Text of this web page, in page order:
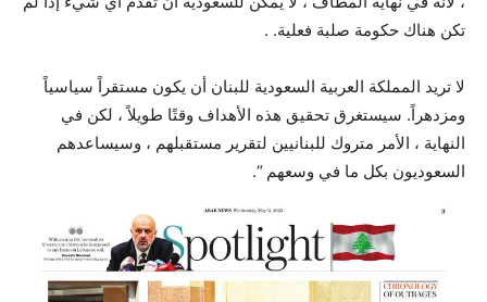
تكن هناك حكومة صلبة فعلية. .
لا تريد المملكة العربية السعودية للبنان أن يكون مستقراً سياسياً
ومزدهراً. سيستغرق تحقيق هذه الأهداف وقتًا طويلاً ، لكن في
النهاية ، الأمر متروك للبنانيين لتقرير مستقبلهم ، وسيساعدهم
السعوديون بكل ما في وسعهم “.